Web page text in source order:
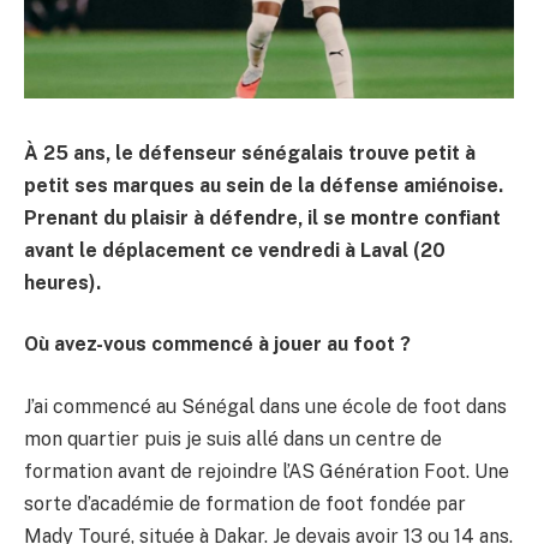
À 25 ans, le défenseur sénégalais trouve petit à
petit ses marques au sein de la défense amiénoise.
Prenant du plaisir à défendre, il se montre confiant
avant le déplacement ce vendredi à Laval (20
heures).
Où avez-vous commencé à jouer au foot ?
J’ai commencé au Sénégal dans une école de foot dans
mon quartier puis je suis allé dans un centre de
formation avant de rejoindre l’AS Génération Foot. Une
sorte d’académie de formation de foot fondée par
Mady Touré, située à Dakar. Je devais avoir 13 ou 14 ans.